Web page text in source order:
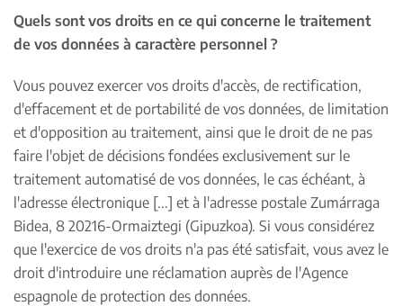
Quels sont vos droits en ce qui concerne le traitement
de vos données à caractère personnel ?
Vous pouvez exercer vos droits d'accès, de rectification,
d'effacement et de portabilité de vos données, de limitation
et d'opposition au traitement, ainsi que le droit de ne pas
faire l'objet de décisions fondées exclusivement sur le
traitement automatisé de vos données, le cas échéant, à
l'adresse électronique [...] et à l'adresse postale Zumárraga
Bidea, 8 20216-Ormaiztegi (Gipuzkoa). Si vous considérez
que l'exercice de vos droits n'a pas été satisfait, vous avez le
droit d'introduire une réclamation auprès de l'Agence
espagnole de protection des données.